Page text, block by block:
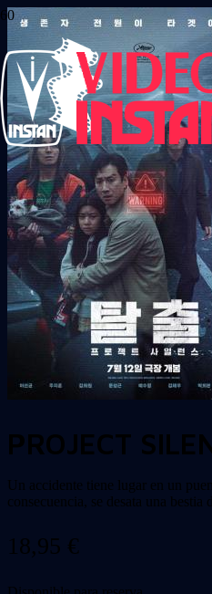
PROJECT
Un accidente tiene lugar en un
consecuencia, se desata una bestia
18,95 €